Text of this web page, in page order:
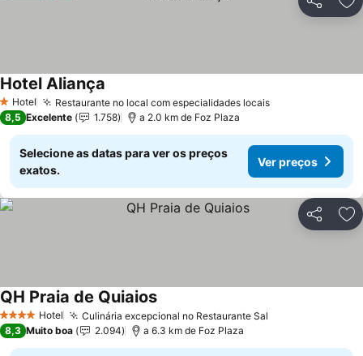
Partilhar
1 Estrelas
Hotel Restaurante no local com especialidades locaisVer preços
Hotel Aliança
8,5 Excelente 1.758 a 2.0 km de Foz Plaza
Selecione as datas para ver os preços
exatos.
Ver preços
Partilhar
4 EstrelasHotel Culinária excepcional no Restaurante Sal
QH Praia de QuiaiosVer preços
8,3 Muito boa 2.094 a 6.3 km de Foz Plaza